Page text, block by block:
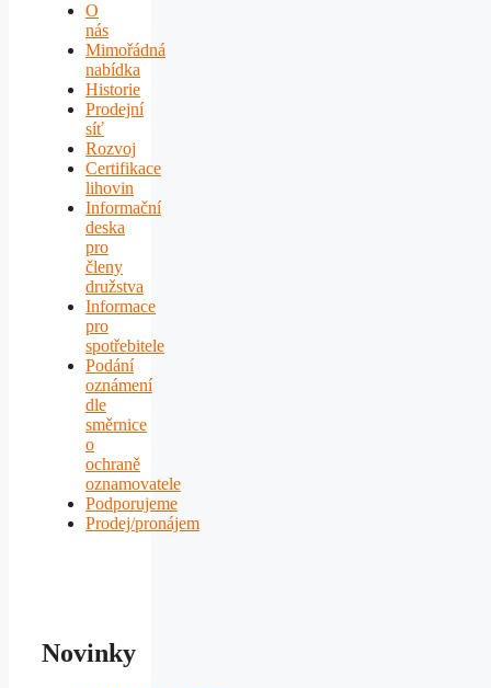
O
nás
Mimořádná
nabídka
Historie
Prodejní
síť
Rozvoj
Certifikace
lihovin
Informační
deska
pro
členy
družstva
Informace
pro
spotřebitele
Podání
oznámení
dle
směrnice
o
ochraně
oznamovatele
Podporujeme
Prodej/pronájem
Novinky